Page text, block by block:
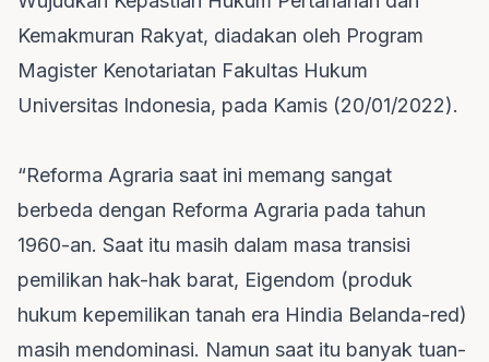
Kemakmuran Rakyat, diadakan oleh Program
Magister Kenotariatan Fakultas Hukum
Universitas Indonesia, pada Kamis (20/01/2022).
“Reforma Agraria saat ini memang sangat
berbeda dengan Reforma Agraria pada tahun
1960-an. Saat itu masih dalam masa transisi
pemilikan hak-hak barat, Eigendom (produk
hukum kepemilikan tanah era Hindia Belanda-red)
masih mendominasi. Namun saat itu banyak tuan-